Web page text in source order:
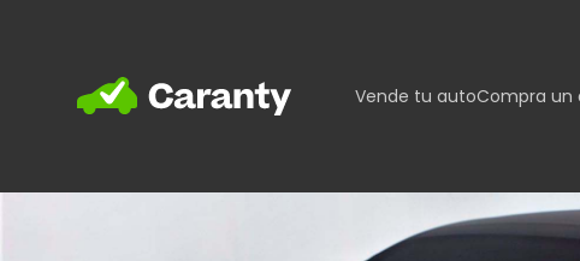
Home Vende tu autoCompra un